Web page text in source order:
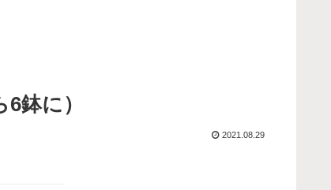
鉢に）
2021.08.29